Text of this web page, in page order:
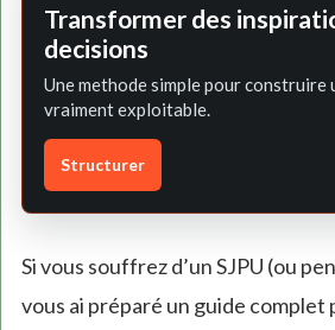
Transformer des
decisions
Une methode simple pour construire
vraiment exploitable.
Structurer
Si vous souffrez d’un SJPU (ou
vous ai préparé un guide complet